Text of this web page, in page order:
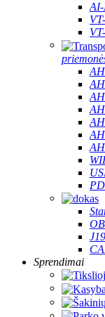
Sprendimai